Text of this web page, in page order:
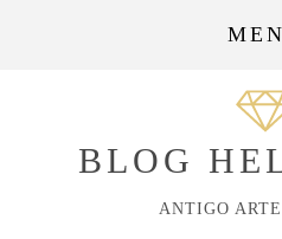
BLOG
ANTIGO